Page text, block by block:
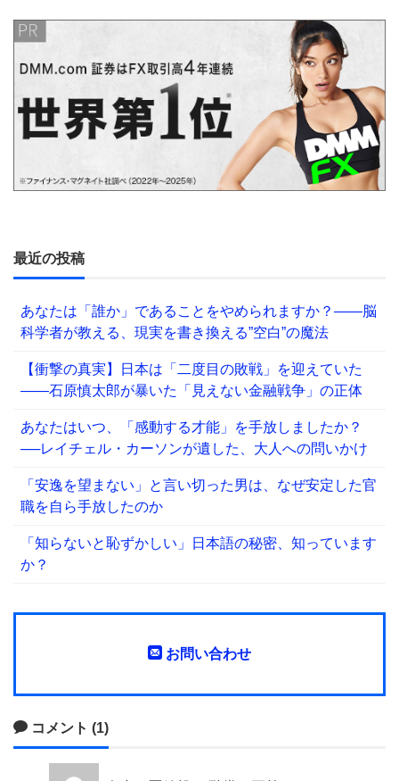
最近の投稿
あなたは「誰か」であることをやめられますか？——脳
科学者が教える、現実を書き換える”空白”の魔法
【衝撃の真実】日本は「二度目の敗戦」を迎えていた
――石原慎太郎が暴いた「見えない金融戦争」の正体
あなたはいつ、「感動する才能」を手放しましたか？
──レイチェル・カーソンが遺した、大人への問いかけ
「安逸を望まない」と言い切った男は、なぜ安定した官
職を自ら手放したのか
「知らないと恥ずかしい」日本語の秘密、知っています
か？
お問い合わせ
コメント (1)